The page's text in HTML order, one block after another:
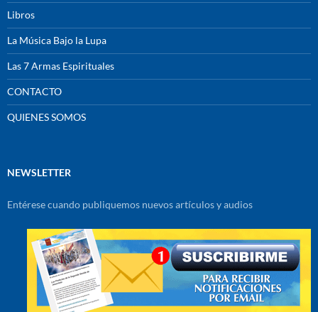
Libros
La Música Bajo la Lupa
Las 7 Armas Espirituales
CONTACTO
QUIENES SOMOS
NEWSLETTER
Entérese cuando publiquemos nuevos artículos y audios